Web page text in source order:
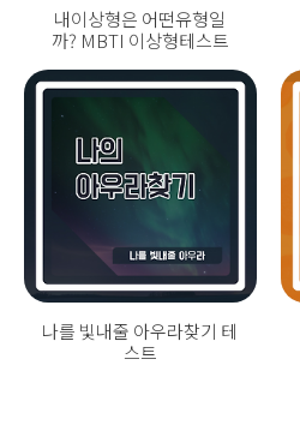
내이상형은 어떤유형일
까? MBTI 이상형테스트
나를 빛내줄 아우라찾기 테
스트